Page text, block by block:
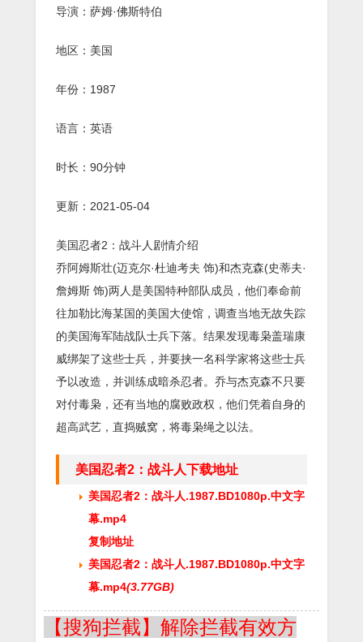
导演：萨姆·佛斯特伯
地区：美国
年份：1987
语言：英语
时长：90分钟
更新：2021-05-04
美国忍者2：战斗人剧情介绍
乔阿姆斯壮(迈克尔·杜迪考夫 饰)和杰克森(史蒂夫·
詹姆斯 饰)两人是美国特种部队成员，他们奉命前
往加勒比海某国的美国大使馆，调查当地无故失踪
的美国海军陆战队士兵下落。结果发现毒枭盖瑞康
威绑架了这些士兵，并要挟一名科学家将这些士兵
予以改造，并训练成暗杀忍者。乔与杰克森不只要
对付毒枭，还有当地的腐败政权，他们凭着自身的
超高武艺，直捣贼窝，将毒枭绳之以法。
美国忍者2：战斗人下载地址
美国忍者2：战斗人.1987.BD1080p.中文字
幕.mp4
复制地址
美国忍者2：战斗人.1987.BD1080p.中文字
幕.mp4(3.77GB)
【搜狗拦截】解除拦截有效方